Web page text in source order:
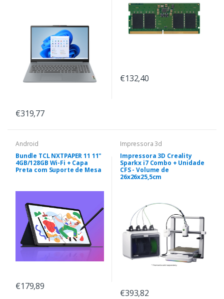
€319,77
€132,40
Android
Bundle TCL NXTPAPER 11 11"
4GB/128GB Wi-Fi + Capa
Preta com Suporte de Mesa
€179,89
Impressora 3d
Impressora 3D Creality
Sparkx i7 Combo + Unidade
CFS - Volume de
26x26x25,5cm
€393,82